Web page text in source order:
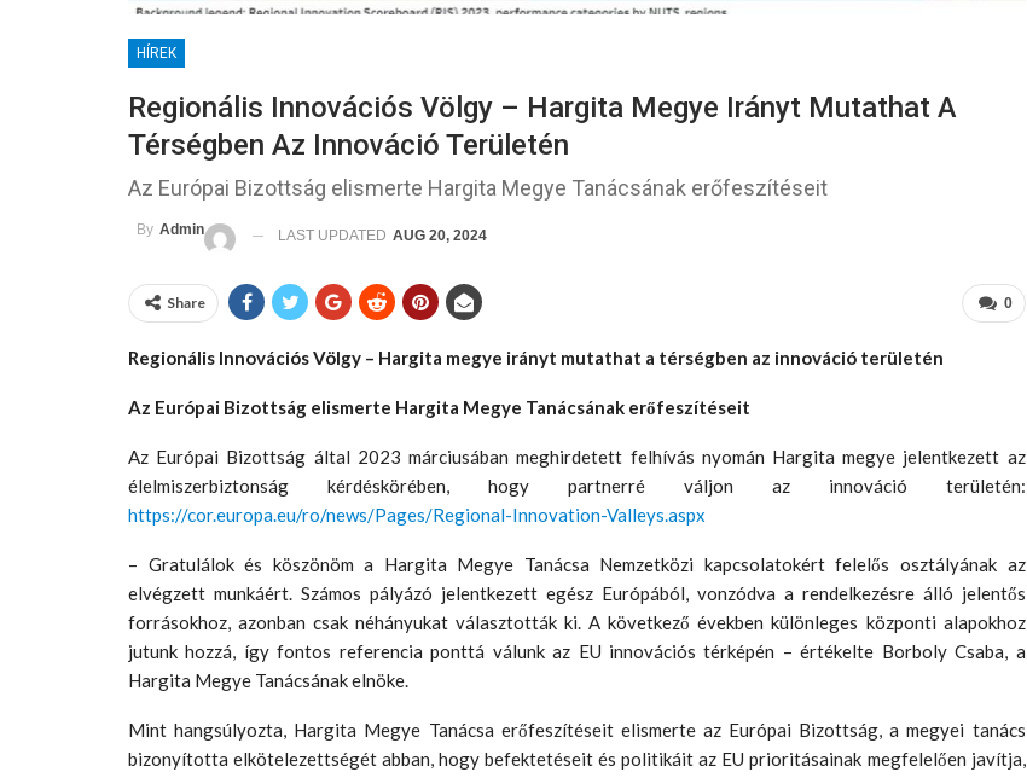
HÍREK
Regionális Innovációs Völgy – Hargita Megye Irányt Mutathat A
Térségben Az Innováció Területén
Az Európai Bizottság elismerte Hargita Megye Tanácsának erőfeszítéseit
By Admin LAST UPDATED AUG 20, 2024
0
Share
Regionális Innovációs Völgy – Hargita megye irányt mutathat a térségben az innováció területén
Az Európai Bizottság elismerte Hargita Megye Tanácsának erőfeszítéseit
Az Európai Bizottság által 2023 márciusában meghirdetett felhívás nyomán Hargita megye jelentkezett az
élelmiszerbiztonság kérdéskörében, hogy partnerré váljon az innováció területén:
https://cor.europa.eu/ro/news/Pages/Regional-Innovation-Valleys.aspx
– Gratulálok és köszönöm a Hargita Megye Tanácsa Nemzetközi kapcsolatokért felelős osztályának az
elvégzett munkáért. Számos pályázó jelentkezett egész Európából, vonzódva a rendelkezésre álló jelentős
forrásokhoz, azonban csak néhányukat választották ki. A következő években különleges központi alapokhoz
jutunk hozzá, így fontos referencia ponttá válunk az EU innovációs térképén – értékelte Borboly Csaba, a
Hargita Megye Tanácsának elnöke.
Mint hangsúlyozta, Hargita Megye Tanácsa erőfeszítéseit elismerte az Európai Bizottság, a megyei tanács
bizonyította elkötelezettségét abban, hogy befektetéseit és politikáit az EU prioritásainak megfelelően javítja,